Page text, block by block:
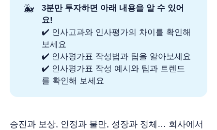
🐳
3분만 투자하면 아래 내용을 알 수 있어
요!
✔️ 인사고과와 인사평가의 차이를 확인해
보세요
✔️ 인사평가표 작성법과 팁을 알아보세요
✔️ 인사평가표 작성 예시와 팁과 트렌드
를 확인해 보세요
승진과 보상, 인정과 불만, 성장과 정체… 회사에서